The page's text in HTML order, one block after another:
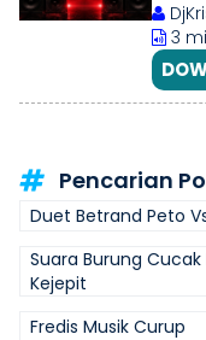
3
Pencarian
Duet Betrand Peto
Suara Burung
Kejepit
Fredis Musik Curup